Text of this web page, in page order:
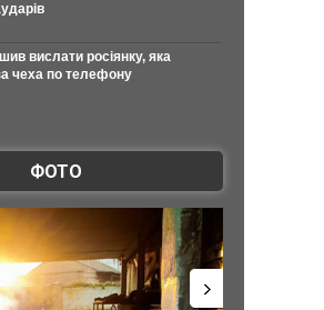
вислати росіянку, яка
чеха по телефону
ФОТО